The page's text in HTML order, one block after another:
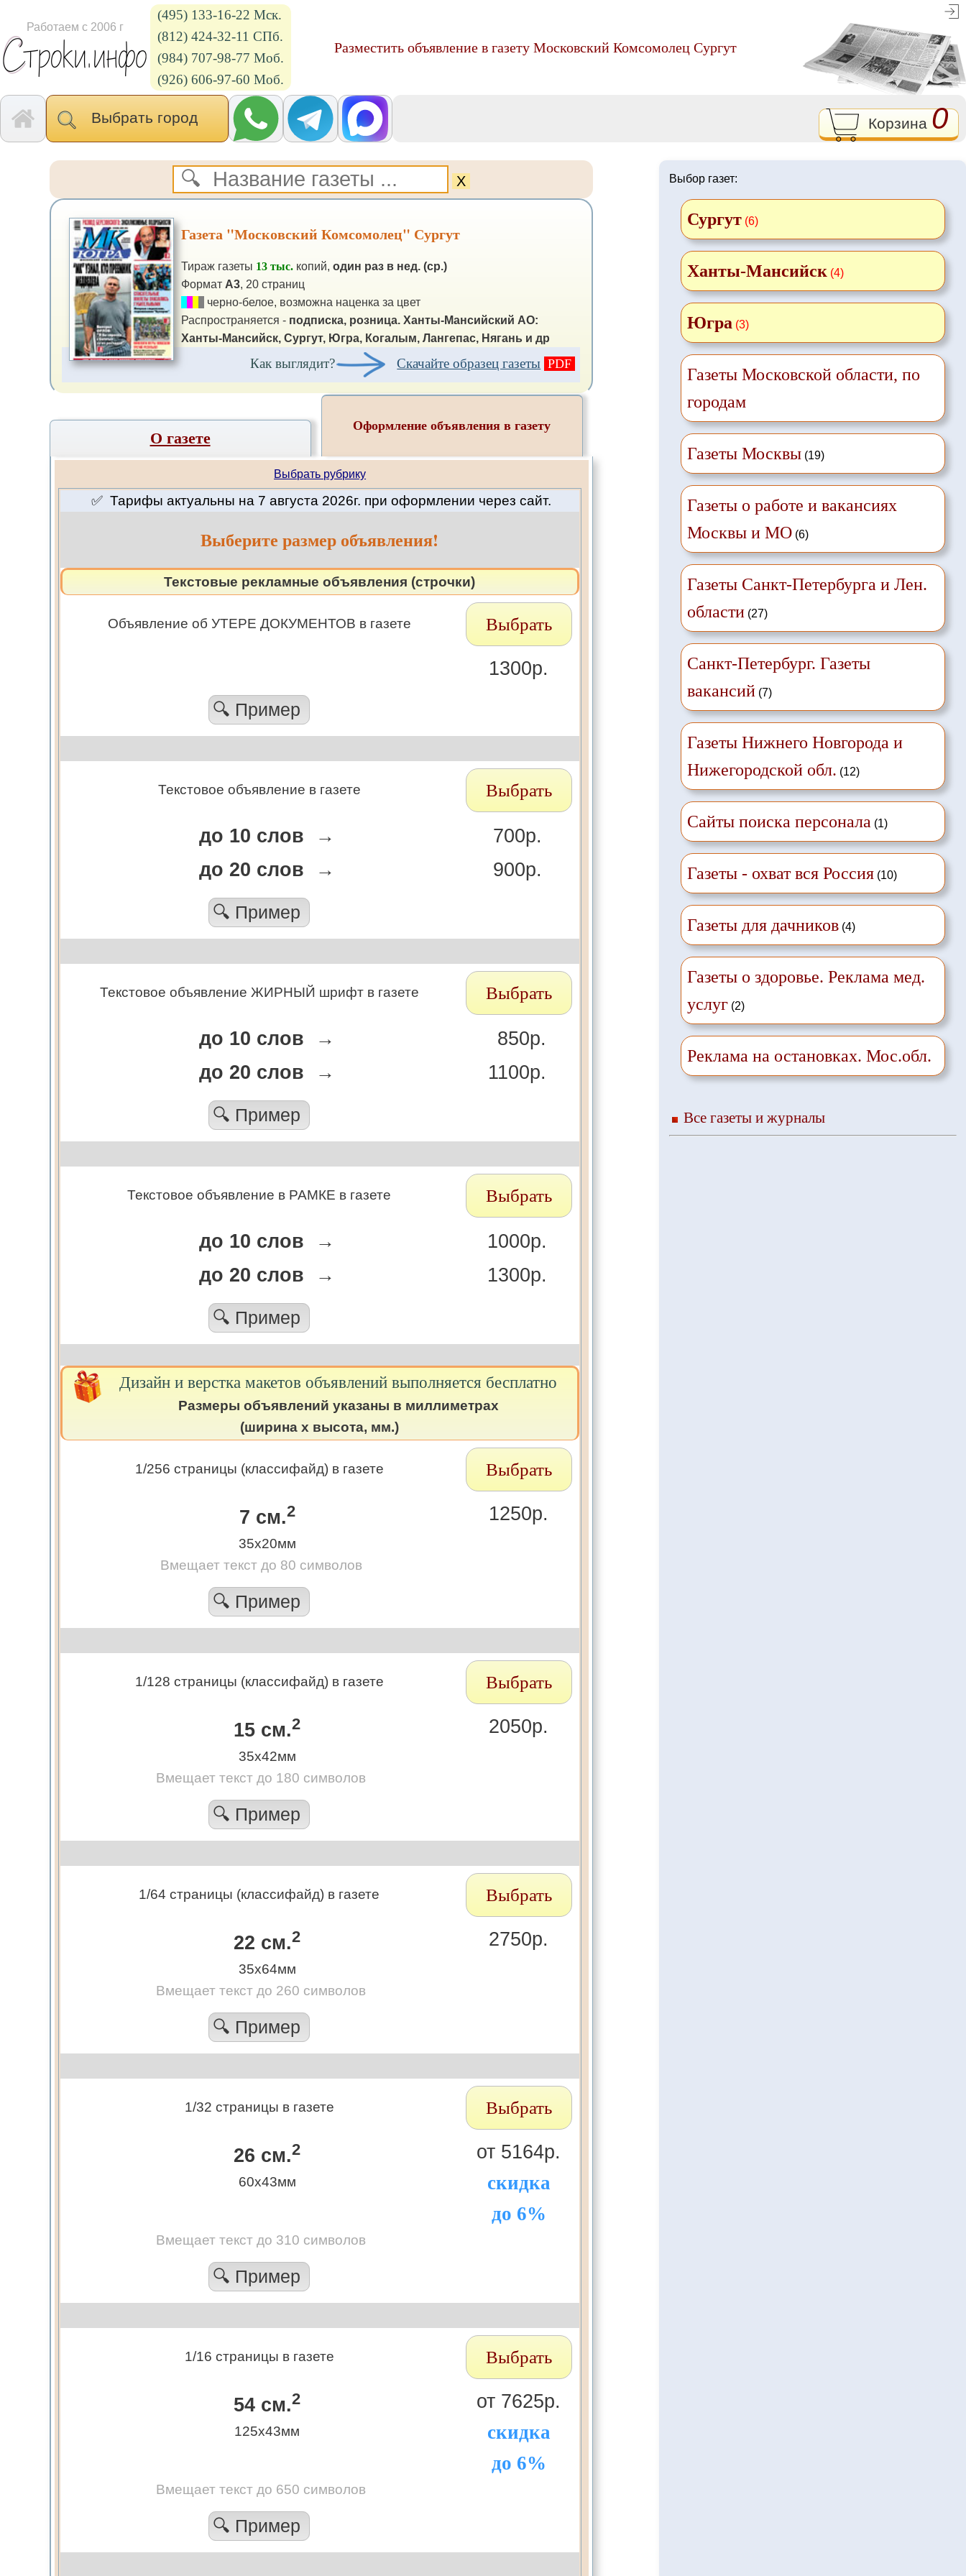
Работаем с 2006 г
(495) 133-16-22 Мск.
(812) 424-32-11 СПб.
(984) 707-98-77 Моб.
(926) 606-97-60 Моб.
Разместить объявление в газету Московский Комсомолец Сургут
Выбрать город Корзина 0
Х
Газета "Московский Комсомолец" Сургут
Тираж газеты 13 тыс. копий,один раз в нед. (ср.)
Формат А3, 20 страниц
черно-белое, возможна наценка за цвет
Распространяется - подписка, розница. Ханты-Мансийский АО:
Ханты-Мансийск, Сургут, Югра, Когалым, Лангепас, Нягань и др
Как выглядит? Скачайте образец газеты PDF
Оформление объявления в газету
О газете
Выбрать рубрику
✅ Тарифы актуальны на 7 августа 2026г. при оформлении через сайт.
Выберите размер объявления!
Текстовые рекламные объявления (строчки)
Объявление об УТЕРЕ ДОКУМЕНТОВ в газете Выбрать
1300р.
🔍 Пример
Текстовое объявление в газете Выбрать
до 10 слов →
до 20 слов →
700р.
900р.
🔍 Пример
Текстовое объявление ЖИРНЫЙ шрифт в газете Выбрать
до 10 слов →
до 20 слов →
850р.
1100р.
🔍 Пример
Текстовое объявление в РАМКЕ в газете Выбрать
до 10 слов →
до 20 слов →
1000р.
1300р.
🔍 Пример
Дизайн и верстка макетов объявлений выполняется бесплатно
Размеры объявлений указаны в миллиметрах
(ширина х высота, мм.)
1/256 страницы (классифайд) в газете Выбрать
7 см.2
35х20мм
1250р.
Вмещает текст до 80 символов
🔍 Пример
1/128 страницы (классифайд) в газете Выбрать
15 см.2
35х42мм
2050р.
Вмещает текст до 180 символов
🔍 Пример
1/64 страницы (классифайд) в газете Выбрать
22 см.2
35х64мм
2750р.
Вмещает текст до 260 символов
🔍 Пример
1/32 страницы в газете Выбрать
26 см.2
60х43мм
от 5164р.
скидка
до 6%
Вмещает текст до 310 символов
🔍 Пример
1/16 страницы в газете Выбрать
54 см.2
125х43мм
от 7625р.
скидка
до 6%
Вмещает текст до 650 символов
🔍 Пример
Выбор газет:
Сургут (6)
Ханты-Мансийск (4)
Югра (3)
Газеты Московской области, по
городам
Газеты Москвы(19)
Газеты о работе и вакансиях
Москвы и МО(6)
Газеты Санкт-Петербурга и Лен.
области(27)
Санкт-Петербург. Газеты
вакансий(7)
Газеты Нижнего Новгорода и
Нижегородской обл. (12)
Сайты поиска персонала(1)
Газеты - охват вся Россия(10)
Газеты для дачников(4)
Газеты о здоровье. Реклама мед.
услуг(2)
Реклама на остановках. Мос.обл.
Все газеты и журналы